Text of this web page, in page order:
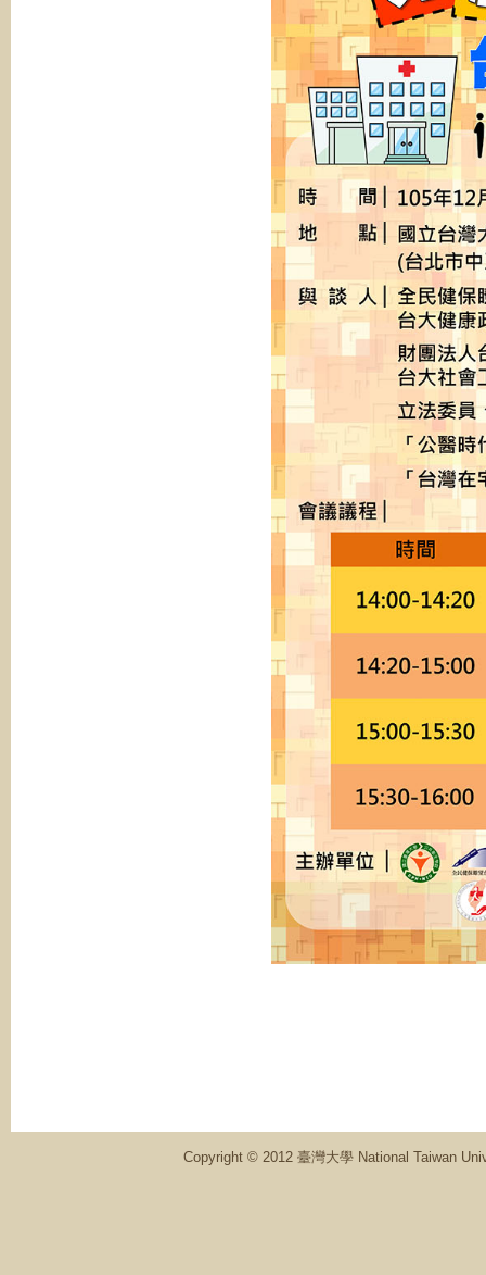
Copyright © 2012 臺灣大學 National Taiwan